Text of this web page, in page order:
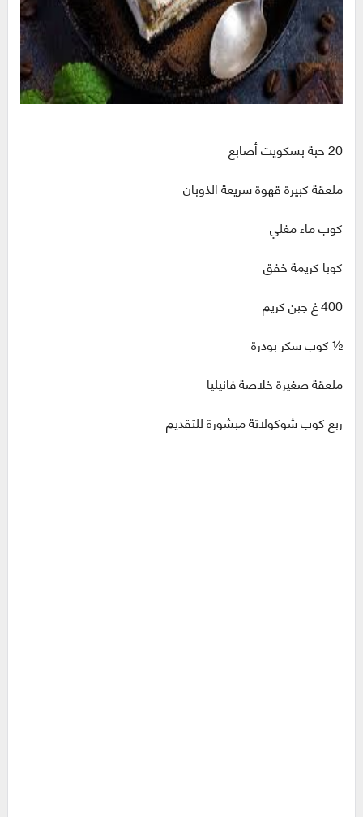
ملعقة كبيرة قهوة سريعة الذوبان ‏
كوب ماء مغلي
كوبا كريمة خفق
‏½ كوب سكر بودرة‏
ملعقة صغيرة خلاصة فانيليا
ربع كوب شوكولاتة مبشورة للتقديم